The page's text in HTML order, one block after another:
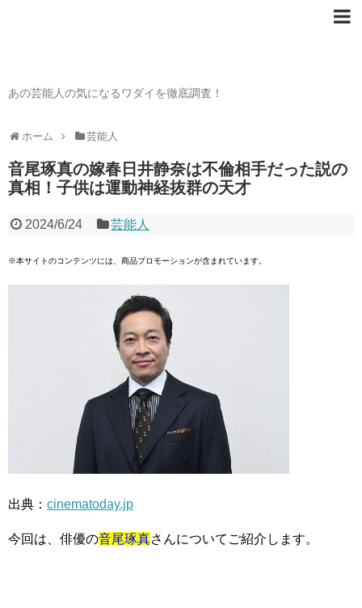
あの芸能人の気になるワダイを徹底調査！
ホーム 芸能人
音尾琢真の嫁春日井静奈は不倫相手だった説の
真相！子供は運動神経抜群の天才
2024/6/24 芸能人
※本サイトのコンテンツには、商品プロモーションが含まれています。
出典： cinematoday.jp
今回は、俳優の音尾琢真さんについてご紹介します。